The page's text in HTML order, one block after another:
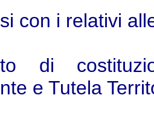
con i relativi
di
e Tutela